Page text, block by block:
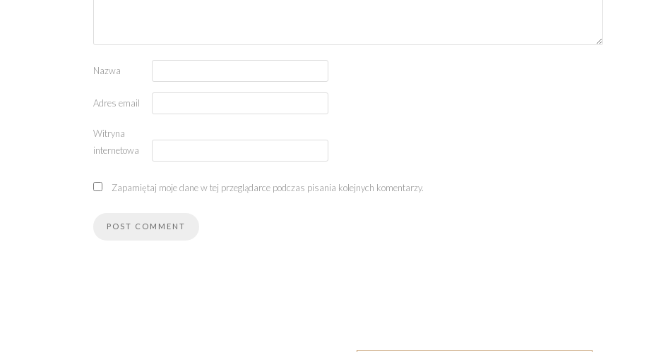
Nazwa
Adres email
Witryna
internetowa
Zapamiętaj moje dane w tej przeglądarce podczas pisania kolejnych komentarzy.